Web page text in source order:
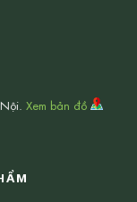
Xem bản đồ